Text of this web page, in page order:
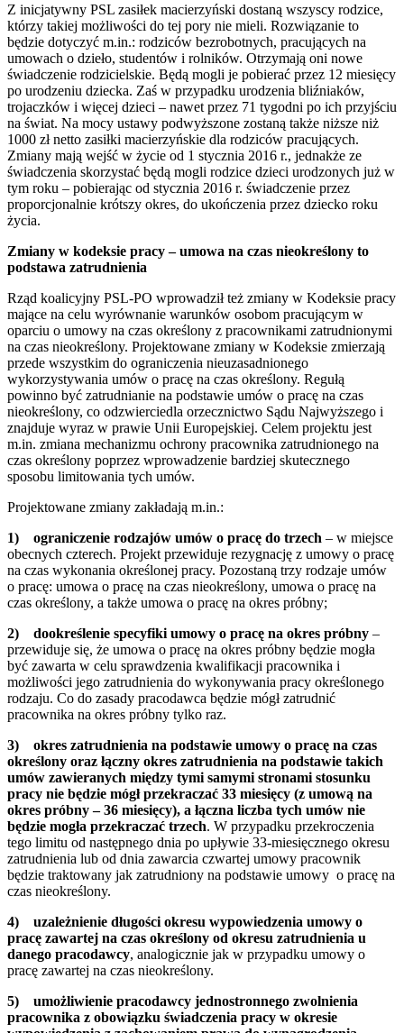
Z inicjatywny PSL zasiłek macierzyński dostaną wszyscy rodzice,
którzy takiej możliwości do tej pory nie mieli. Rozwiązanie to
będzie dotyczyć m.in.: rodziców bezrobotnych, pracujących na
umowach o dzieło, studentów i rolników. Otrzymają oni nowe
świadczenie rodzicielskie. Będą mogli je pobierać przez 12 miesięcy
po urodzeniu dziecka. Zaś w przypadku urodzenia bliźniaków,
trojaczków i więcej dzieci – nawet przez 71 tygodni po ich przyjściu
na świat. Na mocy ustawy podwyższone zostaną także niższe niż
1000 zł netto zasiłki macierzyńskie dla rodziców pracujących.
Zmiany mają wejść w życie od 1 stycznia 2016 r., jednakże ze
świadczenia skorzystać będą mogli rodzice dzieci urodzonych już w
tym roku – pobierając od stycznia 2016 r. świadczenie przez
proporcjonalnie krótszy okres, do ukończenia przez dziecko roku
życia.
Zmiany w kodeksie pracy – umowa na czas nieokreślony to
podstawa zatrudnienia
Rząd koalicyjny PSL-PO wprowadził też zmiany w Kodeksie pracy
mające na celu wyrównanie warunków osobom pracującym w
oparciu o umowy na czas określony z pracownikami zatrudnionymi
na czas nieokreślony. Projektowane zmiany w Kodeksie zmierzają
przede wszystkim do ograniczenia nieuzasadnionego
wykorzystywania umów o pracę na czas określony. Regułą
powinno być zatrudnianie na podstawie umów o pracę na czas
nieokreślony, co odzwierciedla orzecznictwo Sądu Najwyższego i
znajduje wyraz w prawie Unii Europejskiej. Celem projektu jest
m.in. zmiana mechanizmu ochrony pracownika zatrudnionego na
czas określony poprzez wprowadzenie bardziej skutecznego
sposobu limitowania tych umów.
Projektowane zmiany zakładają m.in.:
1) ograniczenie rodzajów umów o pracę do trzech – w miejsce
obecnych czterech. Projekt przewiduje rezygnację z umowy o pracę
na czas wykonania określonej pracy. Pozostaną trzy rodzaje umów
o pracę: umowa o pracę na czas nieokreślony, umowa o pracę na
czas określony, a także umowa o pracę na okres próbny;
2) dookreślenie specyfiki umowy o pracę na okres próbny –
przewiduje się, że umowa o pracę na okres próbny będzie mogła
być zawarta w celu sprawdzenia kwalifikacji pracownika i
możliwości jego zatrudnienia do wykonywania pracy określonego
rodzaju. Co do zasady pracodawca będzie mógł zatrudnić
pracownika na okres próbny tylko raz.
3) okres zatrudnienia na podstawie umowy o pracę na czas
określony oraz łączny okres zatrudnienia na podstawie takich
umów zawieranych między tymi samymi stronami stosunku
pracy nie będzie mógł przekraczać 33 miesięcy (z umową na
okres próbny – 36 miesięcy), a łączna liczba tych umów nie
będzie mogła przekraczać trzech. W przypadku przekroczenia
tego limitu od następnego dnia po upływie 33-miesięcznego okresu
zatrudnienia lub od dnia zawarcia czwartej umowy pracownik
będzie traktowany jak zatrudniony na podstawie umowy o pracę na
czas nieokreślony.
4) uzależnienie długości okresu wypowiedzenia umowy o
pracę zawartej na czas określony od okresu zatrudnienia u
danego pracodawcy, analogicznie jak w przypadku umowy o
pracę zawartej na czas nieokreślony.
5) umożliwienie pracodawcy jednostronnego zwolnienia
pracownika z obowiązku świadczenia pracy w okresie